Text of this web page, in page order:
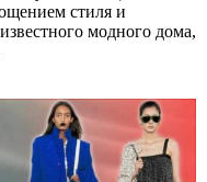
стиля и
модного дома,